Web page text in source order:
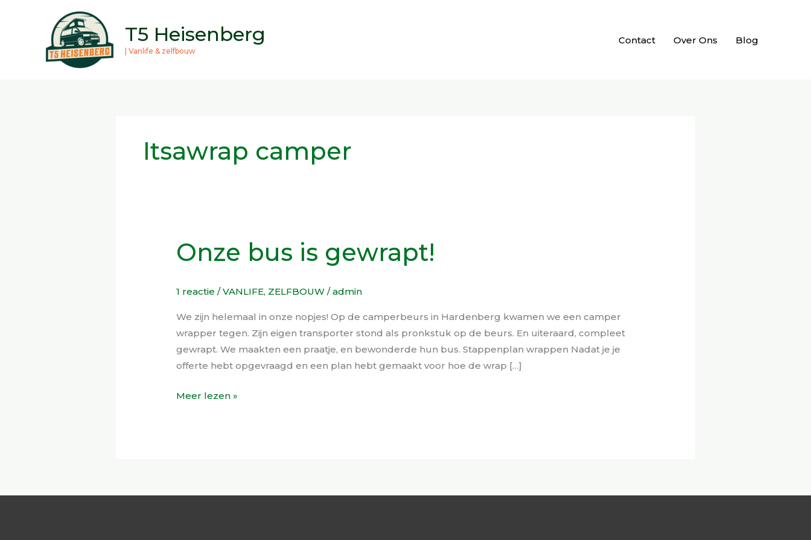
T5 Heisenberg
| Vanlife & zelfbouw
Contact Over Ons Blog
Itsawrap camper
Onze bus is gewrapt!
1 reactie /VANLIFE, ZELFBOUW /admin
We zijn helemaal in onze nopjes! Op de camperbeurs in Hardenberg kwamen we een camper
wrapper tegen. Zijn eigen transporter stond als pronkstuk op de beurs. En uiteraard, compleet
gewrapt. We maakten een praatje, en bewonderde hun bus. Stappenplan wrappen Nadat je je
offerte hebt opgevraagd en een plan hebt gemaakt voor hoe de wrap […]
Onze
bus
gewrapt!
Meer lezen »